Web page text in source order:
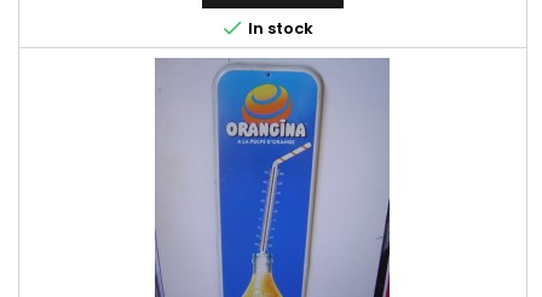
 In stock